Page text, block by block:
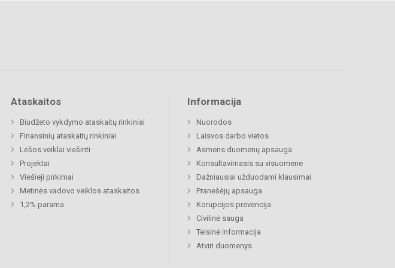
Ataskaitos
Biudžeto vykdymo ataskaitų rinkiniai
Finansinių ataskaitų rinkiniai
Lėšos veiklai viešinti
Projektai
Viešieji pirkimai
Metinės vadovo veiklos ataskaitos
1,2% parama
Informacija
Nuorodos
Laisvos darbo vietos
Asmens duomenų apsauga
Konsultavimasis su visuomene
Dažniausiai užduodami klausimai
Pranešėjų apsauga
Korupcijos prevencija
Civilinė sauga
Teisinė informacija
Atviri duomenys